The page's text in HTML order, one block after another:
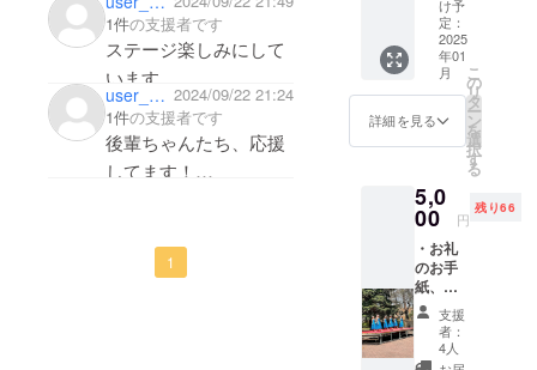
してます♡
1件の支援者です
ステージ楽しみにして
user_5735bb580264 2024/09/22 21:24
1件の支援者です
後輩ちゃんたち、応援
してます！
1
ロール
に、支
援者様
のお名
前
（ニッ
クネー
ム）を
たしま
す。 ※
備考欄
に記載
するお
名前を
ご記入
くださ
い。
(ニック
け予
定：
2025
年01
月
詳細を見る
こ
の
リ
タ
ー
ン
を
選
択
す
る
5,0
00 円
残り66
・お礼
のお手
紙、ビ
デオレ
ターを
送付い
たしま
支援
者：
4人